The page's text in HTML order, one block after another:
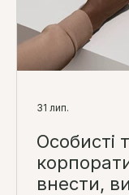
Особисті
внести,
31 лип.